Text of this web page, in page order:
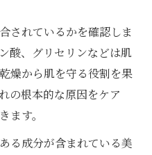
れ保湿美容液の選び
湿ケアの実践的アド
されているかを確認しま
酸、グリセリンなどは肌
燥から肌を守る役割を果
の根本的な原因をケア
ます。
る成分が含まれている美